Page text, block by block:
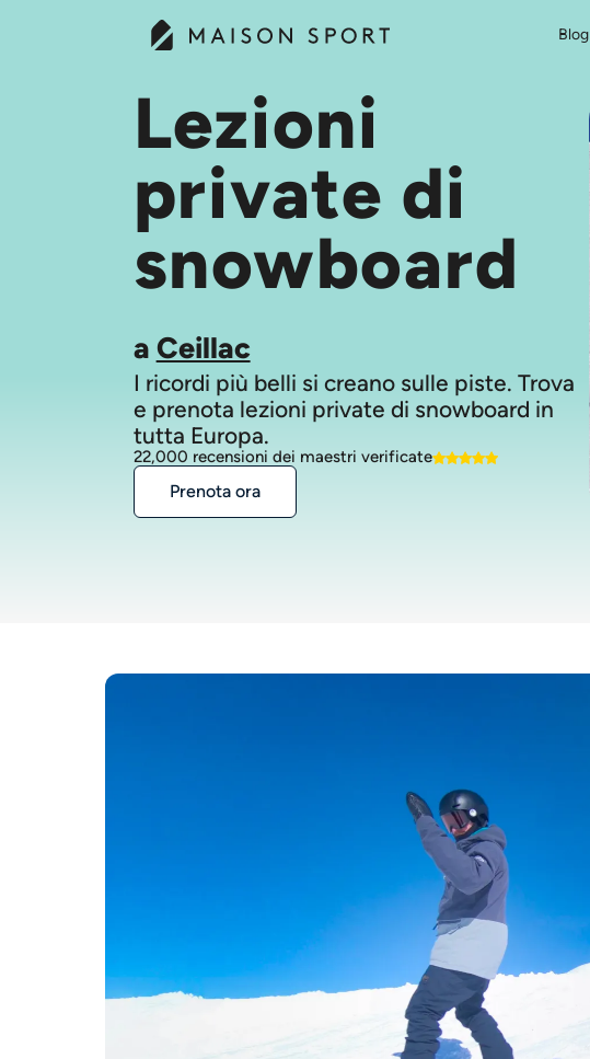
Blog
Lezioni
private di
snowboard
a Ceillac
I ricordi più belli si creano sulle piste. Trova
e prenota lezioni private di snowboard in
tutta Europa.
22,000 recensioni dei maestri verificate
Prenota ora